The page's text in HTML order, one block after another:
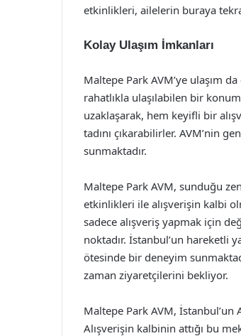
etkinlikleri, ailelerin buraya
Kolay Ulaşım İmkanları
Maltepe Park AVM’ye ulaşım
rahatlıkla ulaşılabilen bir
uzaklaşarak, hem keyifli bir
tadını çıkarabilirler. AVM’nin
sunmaktadır.
Maltepe Park AVM, sunduğu
etkinlikleri ile alışverişin kalbi
sadece alışveriş yapmak için
noktadır. İstanbul’un hareketli
ötesinde bir deneyim
zaman ziyaretçilerini bekliyor.
Maltepe Park AVM, İstanbul’un
Alışverişin kalbinin attığı bu